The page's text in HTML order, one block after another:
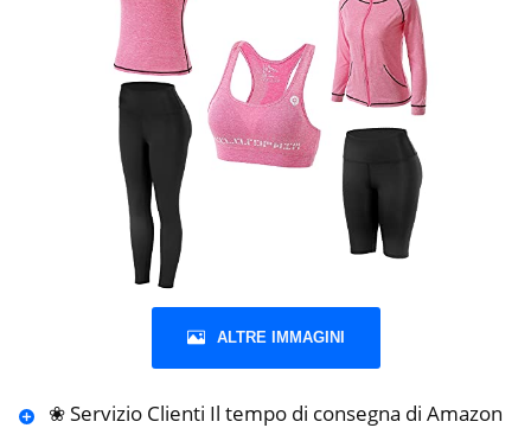
ALTRE IMMAGINI
❀ Servizio Clienti Il tempo di consegna di Amazon